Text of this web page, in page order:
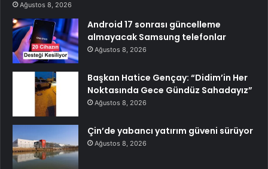
Ağustos 8, 2026
Android 17 sonrası güncelleme
almayacak Samsung telefonlar
Ağustos 8, 2026
Başkan Hatice Gençay: “Didim’in Her
Noktasında Gece Gündüz Sahadayız”
Ağustos 8, 2026
Çin’de yabancı yatırım güveni sürüyor
Ağustos 8, 2026